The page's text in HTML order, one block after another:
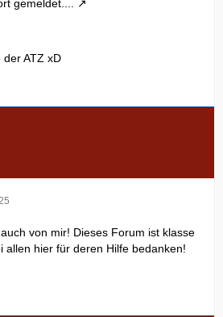
gemeldet....
ATZ xD
von mir! Dieses Forum ist klasse
allen hier für deren Hilfe bedanken!